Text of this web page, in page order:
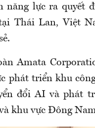
năng lực ra quyết
Thái Lan, Việt
Amata
phát triển khu
đổi AI và phát
khu vực Đông